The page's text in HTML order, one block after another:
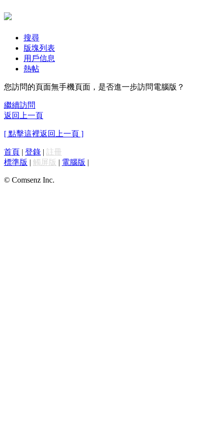
搜尋
版塊列表
用戶信息
熱帖
您訪問的頁面無手機頁面，是否進一步訪問電腦版？
繼續訪問
返回上一頁
[ 點擊這裡返回上一頁 ]
首頁 | 登錄 | 註冊
標準版 | 觸屏版 | 電腦版 |
© Comsenz Inc.